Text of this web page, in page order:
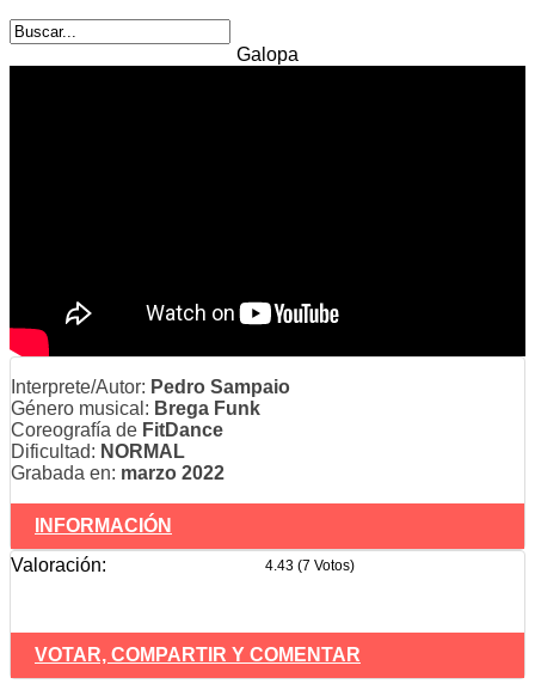
Galopa
Interprete/Autor: Pedro Sampaio
Género musical: Brega Funk
Coreografía de FitDance
Dificultad: NORMAL
Grabada en: marzo 2022
INFORMACIÓN
Valoración:
4.43 (7 Votos)
VOTAR, COMPARTIR Y COMENTAR